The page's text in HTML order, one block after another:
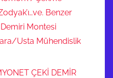
Benzer
Montesi
Usta Mühendislik
ÇEKİ DEMİR